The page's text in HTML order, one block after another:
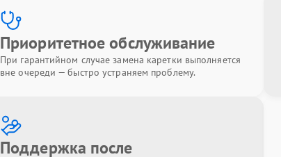
Приоритетное обслуживание
При гарантийном случае замена каретки выполняется
вне очереди — быстро устраняем проблему.
Поддержка после